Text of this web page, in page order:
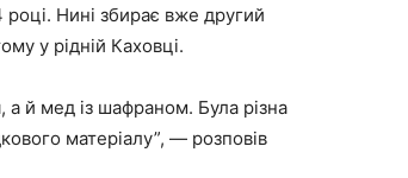
Нині збирає вже другий
у рідній Каховці.
а й мед із шафраном. Була різна
матеріалу”, — розповів